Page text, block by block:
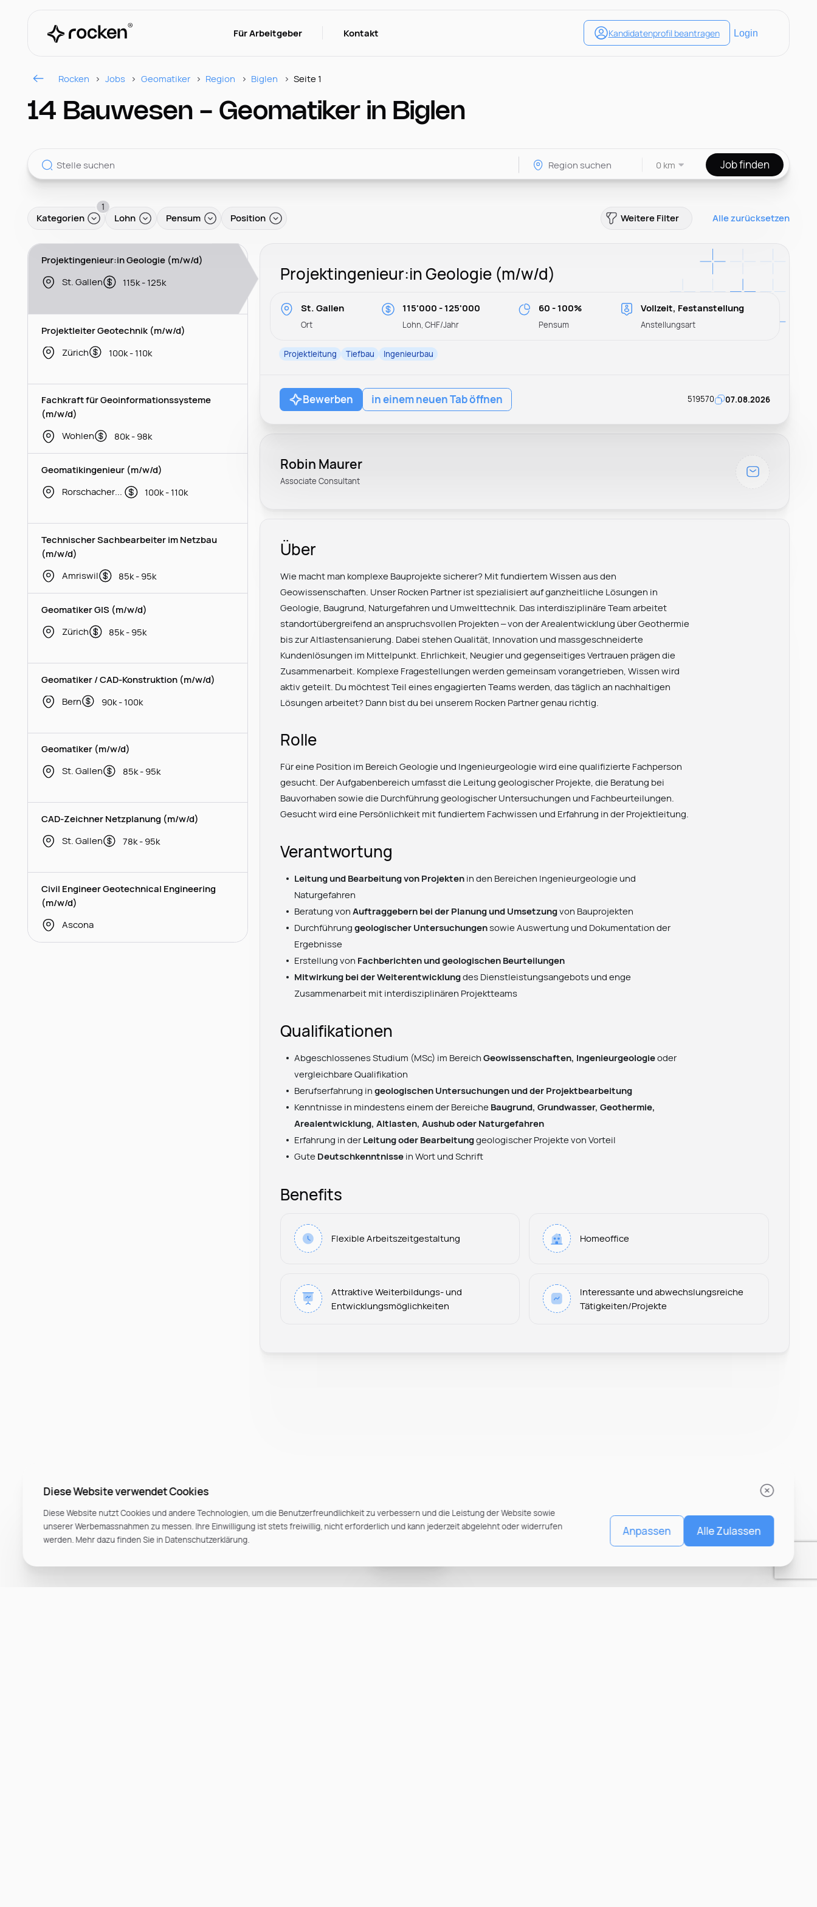
Für Arbeitgeber Kontakt
Rocken Jobs Geomatiker Region Biglen Seite 1
14 Bauwesen - Geomatiker in Biglen
0 km Job finden
Kategorien
1
Lohn Pensum Position Weitere Filter Alle zurücksetzen
Projektingenieur:in Geologie (m/w/d)
St. Gallen
115k - 125k
Projektleiter Geotechnik (m/w/d)
Zürich
100k - 110k
Fachkraft für Geoinformationssysteme
(m/w/d)
Wohlen
80k - 98k
Geomatikingenieur (m/w/d)
Rorschacherberg
100k - 110k
Technischer Sachbearbeiter im Netzbau
(m/w/d)
Amriswil
85k - 95k
Geomatiker GIS (m/w/d)
Zürich
85k - 95k
Geomatiker / CAD-Konstruktion (m/w/d)
Bern
90k - 100k
Geomatiker (m/w/d)
St. Gallen
85k - 95k
CAD-Zeichner Netzplanung (m/w/d)
St. Gallen
78k - 95k
Civil Engineer Geotechnical Engineering
(m/w/d)
Ascona
Projektingenieur:in Geologie (m/w/d)
St. Gallen
Ort
115'000 - 125'000
Lohn, CHF/Jahr
60 - 100%
Pensum
Vollzeit, Festanstellung
Anstellungsart
Projektleitung Tiefbau Ingenieurbau
Bewerben in einem neuen Tab öffnen 519570 07.08.2026
Robin Maurer
Associate Consultant
Über
Wie macht man komplexe Bauprojekte sicherer? Mit fundiertem Wissen aus den
Geowissenschaften. Unser Rocken Partner ist spezialisiert auf ganzheitliche Lösungen in
Geologie, Baugrund, Naturgefahren und Umwelttechnik. Das interdisziplinäre Team arbeitet
standortübergreifend an anspruchsvollen Projekten – von der Arealentwicklung über Geothermie
bis zur Altlastensanierung. Dabei stehen Qualität, Innovation und massgeschneiderte
Kundenlösungen im Mittelpunkt. Ehrlichkeit, Neugier und gegenseitiges Vertrauen prägen die
Zusammenarbeit. Komplexe Fragestellungen werden gemeinsam vorangetrieben, Wissen wird
aktiv geteilt. Du möchtest Teil eines engagierten Teams werden, das täglich an nachhaltigen
Lösungen arbeitet? Dann bist du bei unserem Rocken Partner genau richtig.
Rolle
Für eine Position im Bereich Geologie und Ingenieurgeologie wird eine qualifizierte Fachperson
gesucht. Der Aufgabenbereich umfasst die Leitung geologischer Projekte, die Beratung bei
Bauvorhaben sowie die Durchführung geologischer Untersuchungen und Fachbeurteilungen.
Gesucht wird eine Persönlichkeit mit fundiertem Fachwissen und Erfahrung in der Projektleitung.
Verantwortung
Leitung und Bearbeitung von Projekten in den Bereichen Ingenieurgeologie und
Naturgefahren
Beratung vonAuftraggebern bei der Planung und Umsetzungvon Bauprojekten
Durchführunggeologischer Untersuchungensowie Auswertung und Dokumentation der
Ergebnisse
Erstellung von Fachberichten und geologischen Beurteilungen
Mitwirkung bei der Weiterentwicklungdes Dienstleistungsangebots und enge
Zusammenarbeit mit interdisziplinären Projektteams
Qualifikationen
Abgeschlossenes Studium (MSc) im Bereich Geowissenschaften, Ingenieurgeologieoder
vergleichbare Qualifikation
Berufserfahrung ingeologischen Untersuchungen und der Projektbearbeitung
Kenntnisse in mindestens einem der Bereiche Baugrund, Grundwasser, Geothermie,
Arealentwicklung, Altlasten, Aushub oder Naturgefahren
Erfahrung in der Leitung oder Bearbeitunggeologischer Projekte von Vorteil
Gute Deutschkenntnisse in Wort und Schrift
Benefits
Flexible Arbeitszeitgestaltung Homeoffice
Attraktive Weiterbildungs- und
Entwicklungsmöglichkeiten
Interessante und abwechslungsreiche
Tätigkeiten/Projekte
Leonard Ramin
Recruiter at Rocken
Diese Website verwendet Cookies
Diese Website nutzt Cookies und andere Technologien, um die Benutzerfreundlichkeit zu verbessern und die Leistung der Website sowie
unserer Werbemassnahmen zu messen. Ihre Einwilligung ist stets freiwillig, nicht erforderlich und kann jederzeit abgelehnt oder widerrufen
werden. Mehr dazu finden Sie in Datenschutzerklärung.
Anpassen Alle Zulassen